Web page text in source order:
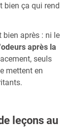
bien ça qui rend
bien après : ni le
odeurs après la
seuls
mettent en
leçons au